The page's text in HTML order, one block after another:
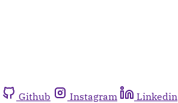
Github Instagram Linkedin